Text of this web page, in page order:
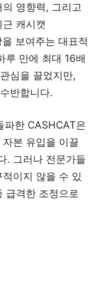
영향력, 그리고
캐시캣
보여주는 대표적
루 만에 최대 16배
심을 끌었지만,
반합니다.
파한 CASHCAT은
본 유입을 이끌
. 그러나 전문가들
이지 않을 수 있
급격한 조정으로